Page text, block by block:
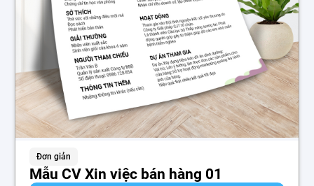
Đơn giản
Mẫu CV Xin việc bán hàng 01